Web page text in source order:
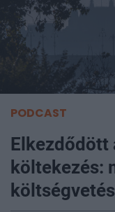
PODCAST
Elkezdődött
költekezés: